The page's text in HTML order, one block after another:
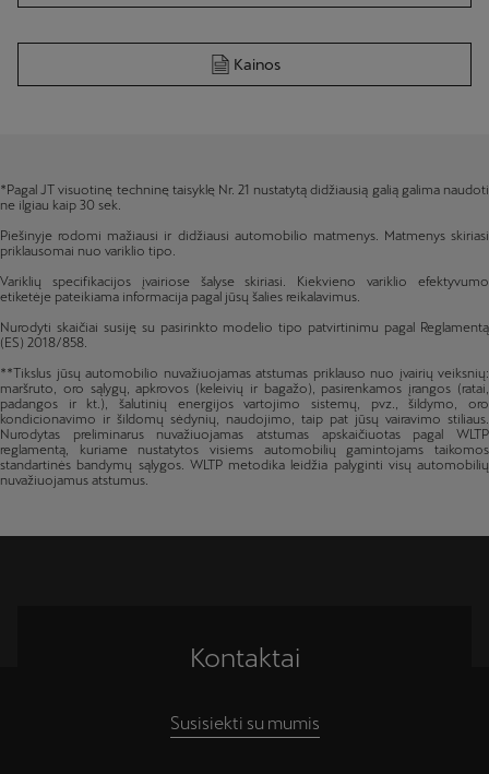
Kainos
*Pagal JT visuotinę techninę taisyklę Nr. 21 nustatytą didžiausią galią galima naudoti
ne ilgiau kaip 30 sek.
Piešinyje rodomi mažiausi ir didžiausi automobilio matmenys. Matmenys skiriasi
priklausomai nuo variklio tipo.
Variklių specifikacijos įvairiose šalyse skiriasi. Kiekvieno variklio efektyvumo
etiketėje pateikiama informacija pagal jūsų šalies reikalavimus.
Nurodyti skaičiai susiję su pasirinkto modelio tipo patvirtinimu pagal Reglamentą
(ES) 2018/858.
**Tikslus jūsų automobilio nuvažiuojamas atstumas priklauso nuo įvairių veiksnių:
maršruto, oro sąlygų, apkrovos (keleivių ir bagažo), pasirenkamos įrangos (ratai,
padangos ir kt.), šalutinių energijos vartojimo sistemų, pvz., šildymo, oro
kondicionavimo ir šildomų sėdynių, naudojimo, taip pat jūsų vairavimo stiliaus.
Nurodytas preliminarus nuvažiuojamas atstumas apskaičiuotas pagal WLTP
reglamentą, kuriame nustatytos visiems automobilių gamintojams taikomos
standartinės bandymų sąlygos. WLTP metodika leidžia palyginti visų automobilių
nuvažiuojamus atstumus.
Kontaktai
Susisiekti su mumis